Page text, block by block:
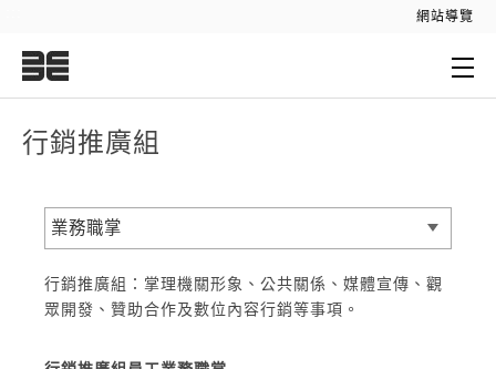
網站導覽
行銷推廣組
業務職掌
行銷推廣組：掌理機關形象、公共關係、媒體宣傳、觀
眾開發、贊助合作及數位內容行銷等事項。